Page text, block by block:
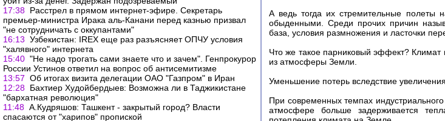
17:38 Расстрел в прямом интернет-эфире. Секретарь
премьер-министра Ирака аль-Канани перед казнью призвал
"не сотрудничать с оккупантами"
16:13 Узбекистан: IREX еще раз разъясняет ОПЧУ условия
"халявного" интернета
15:40 "Не надо трогать сами знаете что и зачем". Генпрокурор
России Устинов ответил на вопрос об антисемитизме
13:57 Об итогах визита делегации ОАО "Газпром" в Иран
12:28 Бахтиер Худойбердыев: Возможна ли в Таджикистане
"бархатная революция"
11:48 А.Кудряшов: Ташкент - закрытый город? Власти
спасаются от "харипов" пропиской
А ведь тогда их стремительные полеты
обыденными. Среди прочих причин
база, условия размножения и ласточки
Что же такое парниковый эффект? Климат
из атмосферы Земли.
Уменьшение потерь вследствие
При современных темпах
атмосфере больше задерживается